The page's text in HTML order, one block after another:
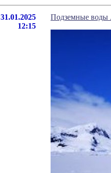
31.01.2025
12:15
Подземные воды